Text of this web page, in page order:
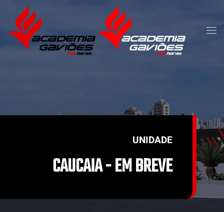
Skip to main content
UNIDADE
CAUCAIA - EM BREVE